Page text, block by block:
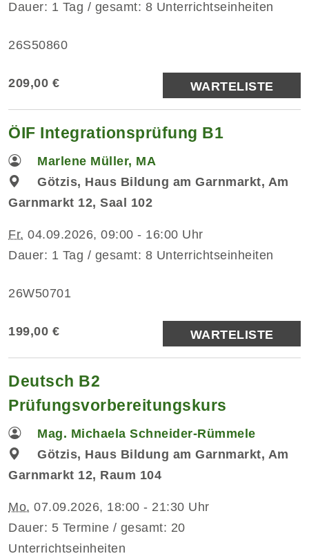
Dauer: 1 Tag / gesamt: 8 Unterrichtseinheiten
26S50860
209,00 € WARTELISTE
ÖIF Integrationsprüfung B1
Marlene Müller, MA
Götzis, Haus Bildung am Garnmarkt, Am
Garnmarkt 12, Saal 102
Fr. 04.09.2026, 09:00 - 16:00 Uhr
Dauer: 1 Tag / gesamt: 8 Unterrichtseinheiten
26W50701
199,00 € WARTELISTE
Deutsch B2
Prüfungsvorbereitungskurs
Mag. Michaela Schneider-Rümmele
Götzis, Haus Bildung am Garnmarkt, Am
Garnmarkt 12, Raum 104
Mo. 07.09.2026, 18:00 - 21:30 Uhr
Dauer: 5 Termine / gesamt: 20
Unterrichtseinheiten